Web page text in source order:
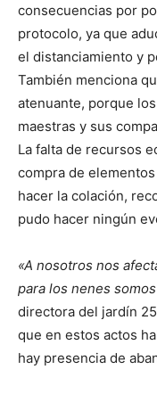
consecuencias por
protocolo, ya que
el distanciamiento y
También menciona
atenuante, porque
maestras y sus
La falta de recursos
compra de
hacer la colación,
pudo hacer ningún
«A nosotros nos
para los nenes
directora del jardín
que en estos actos
hay presencia de